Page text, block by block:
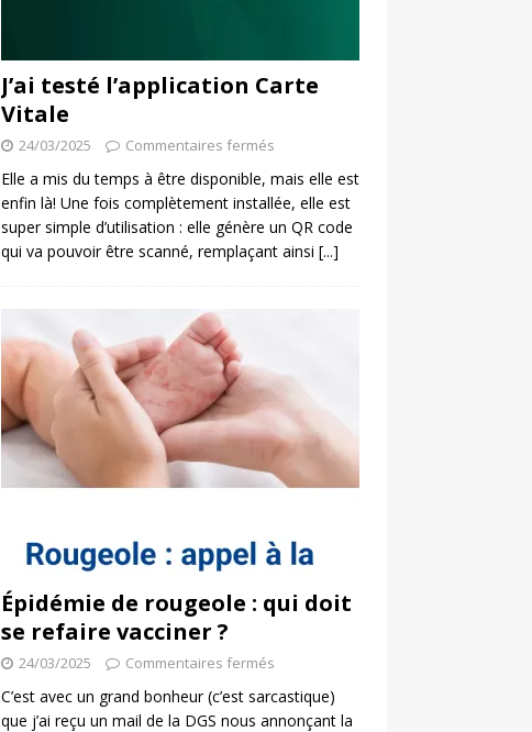
J’ai testé l’application Carte
Vitale
24/03/2025 Commentaires fermés
Elle a mis du temps à être disponible, mais elle est
enfin là! Une fois complètement installée, elle est
super simple d’utilisation : elle génère un QR code
qui va pouvoir être scanné, remplaçant ainsi [...]
Épidémie de rougeole : qui doit
se refaire vacciner ?
24/03/2025 Commentaires fermés
C’est avec un grand bonheur (c’est sarcastique)
que j’ai reçu un mail de la DGS nous annonçant la